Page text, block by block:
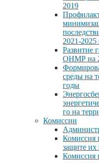
2019
2021-2025
Развитие
ОНМР на
среды на
годы
го на
Комиссии
Комиссия
защите их
Комиссия